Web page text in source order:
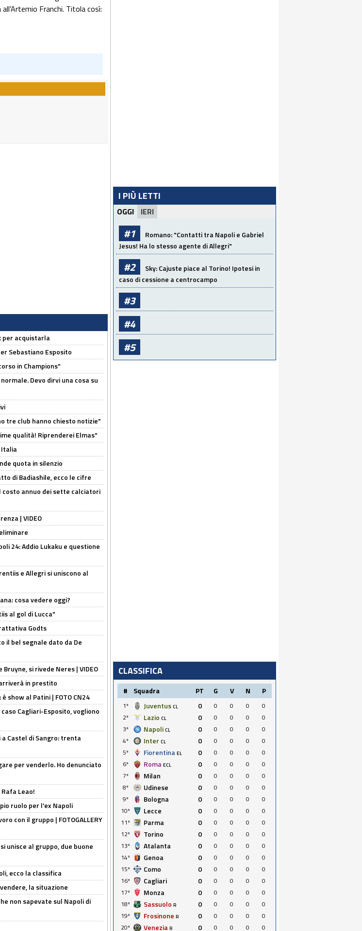
Franchi. Titola così:
per acquistarla
Sebastiano Esposito
in Champions"
Devo dirvi una cosa su
tre club hanno chiesto notizie"
qualità! Riprenderei Elmas"
Italia
quota in silenzio
di Badiashile, ecco le cifre
costo annuo dei sette calciatori
| VIDEO
24: Addio Lukaku e questione
e Allegri si uniscono al
cosa vedere oggi?
al gol di Lucca"
Godts
il bel segnale dato da De
si rivede Neres | VIDEO
in prestito
show al Patini | FOTO CN24
Cagliari-Esposito, vogliono
Castel di Sangro: trenta
per venderlo. Ho denunciato
Leao!
ruolo per l'ex Napoli
con il gruppo | FOTOGALLERY
unisce al gruppo, due buone
ecco la classifica
la situazione
non sapevate sul Napoli di
I PIÙ LETTI
OGGI IERI
#1
Romano: "Contatti tra Napoli e Gabriel
Jesus! Ha lo stesso agente di Allegri"
#2
Sky: Cajuste piace al Torino! Ipotesi in
caso di cessione a centrocampo
#3
#4
#5
CLASSIFICA
# Squadra PT G V N P
1º Juventus CL 0 0 0 0
0
2º
Lazio CL 0 0 0 0
0
3º
Napoli CL 0 0 0 0
0
4º
Inter CL 0 0 0 0
0
5º
Fiorentina EL 0 0 0 0
0
6º
Roma ECL 0 0 0 0
0
7º
Milan 0 0 0 0
0
8º
Udinese 0 0 0 0
0
9º
Bologna 0 0 0 0
0
10º
Lecce 0 0 0 0
0
11º
Parma 0 0 0 0
0
12º
Torino 0 0 0 0
0
13º
Atalanta 0 0 0 0
0
14º
Genoa 0 0 0 0
0
15º
Como 0 0 0 0
0
16º
Cagliari 0 0 0 0
0
17º
Monza 0 0 0 0
0
18º
Sassuolo R 0 0 0 0
0
19º
Frosinone R 0 0 0 0
0
20º
Venezia R 0 0 0 0 0